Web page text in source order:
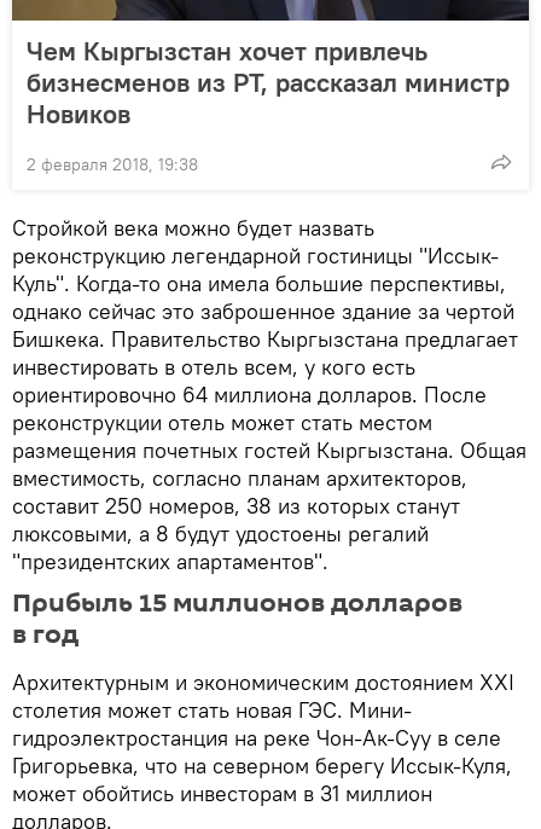
Чем Кыргызстан хочет привлечь
бизнесменов из РТ, рассказал министр
Новиков
2 февраля 2018, 19:38
Стройкой века можно будет назвать
реконструкцию легендарной гостиницы "Иссык-
Куль". Когда-то она имела большие перспективы,
однако сейчас это заброшенное здание за чертой
Бишкека. Правительство Кыргызстана предлагает
инвестировать в отель всем, у кого есть
ориентировочно 64 миллиона долларов. После
реконструкции отель может стать местом
размещения почетных гостей Кыргызстана. Общая
вместимость, согласно планам архитекторов,
составит 250 номеров, 38 из которых станут
люксовыми, а 8 будут удостоены регалий
"президентских апартаментов".
Прибыль 15 миллионов долларов
в год
Архитектурным и экономическим достоянием XXI
столетия может стать новая ГЭС. Мини-
гидроэлектростанция на реке Чон-Ак-Суу в селе
Григорьевка, что на северном берегу Иссык-Куля,
может обойтись инвесторам в 31 миллион
долларов.